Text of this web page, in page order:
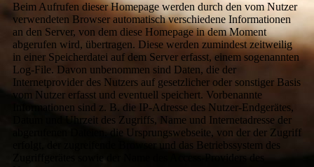
Beim Aufrufen dieser Homepage werden durch den vom Nutzer
verwendeten Browser automatisch verschiedene Informationen
an den Server, von dem diese Homepage in dem Moment
abgerufen wird, übertragen. Diese werden zumindest zeitweilig
in einer Speicherdatei auf dem Server erfasst, einem sogenannten
Log-File. Davon unbenommen sind Daten, die der
Internetprovider des Nutzers auf gesetzlicher oder sonstiger Basis
vom Nutzer erfasst und eventuell speichert. Vorbenannte
Informationen sind z. B. die IP-Adresse des Nutzer-Endgerätes,
Datum und Uhrzeit des Zugriffs, Name und Internetadresse der
abgerufenen Dateien, die Ursprungswebseite, von der der Zugriff
erfolgt, der zugreifende Browser und das Betriebssystem des
Zugriffgerätes sowie der Name des Access-Providers des